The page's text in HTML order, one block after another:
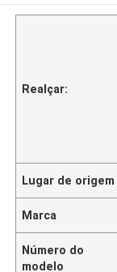
Realçar:
Lugar de origem
Marca
Número do
modelo